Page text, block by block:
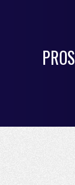
PROS